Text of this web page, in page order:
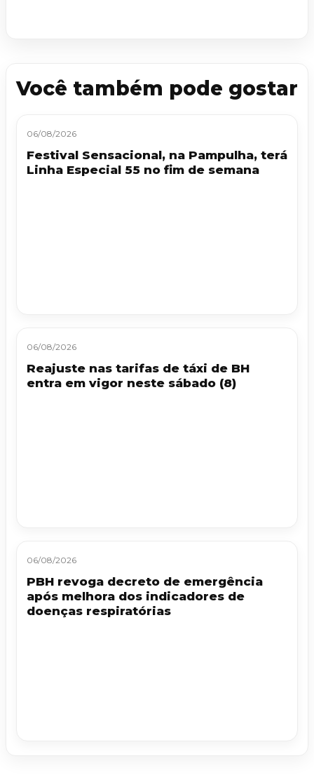
Você também pode gostar
06/08/2026
Festival Sensacional, na Pampulha, terá
Linha Especial 55 no fim de semana
06/08/2026
Reajuste nas tarifas de táxi de BH
entra em vigor neste sábado (8)
06/08/2026
PBH revoga decreto de emergência
após melhora dos indicadores de
doenças respiratórias